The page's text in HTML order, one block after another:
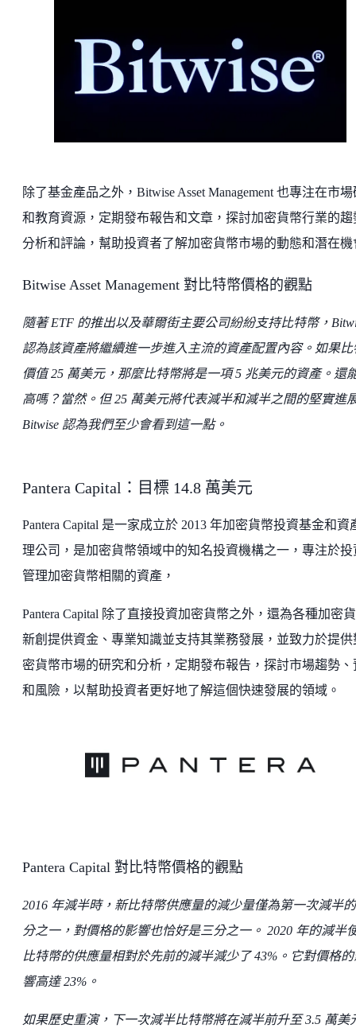
除了基金產品之外，Bitwise Asset Management 也專注在市
和教育資源，定期發布報告和文章，探討加密貨幣行業的趨
分析和評論，幫助投資者了解加密貨幣市場的動態和潛在機
Bitwise Asset Management 對比特幣價格的觀點
隨著 ETF 的推出以及華爾街主要公司紛紛支持比特幣，
認為該資產將繼續進一步進入主流的資產配置內容。如果比
價值 25 萬美元，那麼比特幣將是一項 5 兆美元的資產。還
高嗎？當然。但 25 萬美元將代表減半和減半之間的堅實進
Bitwise 認為我們至少會看到這一點。
Pantera Capital：目標 14.8 萬美元
Pantera Capital 是一家成立於 2013 年加密貨幣投資基金和資
理公司，是加密貨幣領域中的知名投資機構之一，專注於投
管理加密貨幣相關的資產，
Pantera Capital 除了直接投資加密貨幣之外，還為各種加密
新創提供資金、專業知識並支持其業務發展，並致力於提供
密貨幣市場的研究和分析，定期發布報告，探討市場趨勢、
和風險，以幫助投資者更好地了解這個快速發展的領域。
Pantera Capital 對比特幣價格的觀點
2016 年減半時，新比特幣供應量的減少量僅為第一次減半
分之一，對價格的影響也恰好是三分之一。 2020 年的減半
比特幣的供應量相對於先前的減半減少了 43%。它對價格的
響高達 23%。
如果歷史重演，下一次減半比特幣將在減半前升至 3.5 萬美